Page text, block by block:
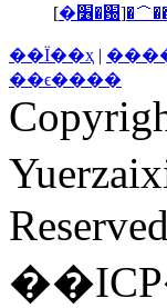
[
�׶�԰]
��Ϊ��ҳ |
��ϵ����